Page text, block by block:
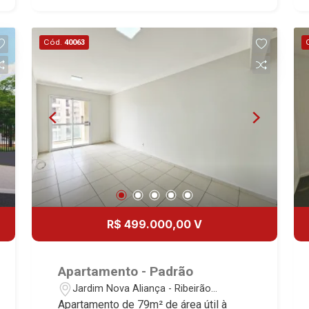
Avenida João Fiúsa, 1051 - Alto da Boa
Vista | Ribeirão Preto.
Cód. 40063
R$ 499.000,00 V
Apartamento - Padrão
Jardim Nova Aliança - Ribeirão
Preto/SP
Apartamento de 79m² de área útil à